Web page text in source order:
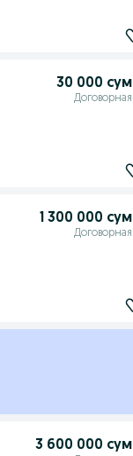
30 000 сум
Договорная
1 300 000 сум
Договорная
3 600 000 сум